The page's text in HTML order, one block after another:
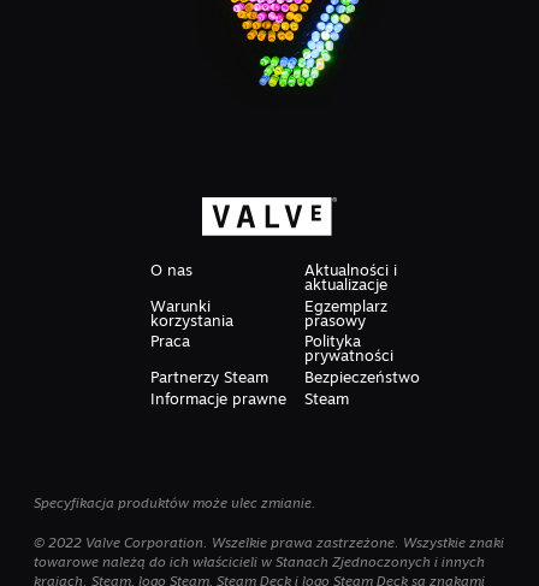
O nas Aktualności i
aktualizacje
Warunki
korzystania
Egzemplarz
prasowy
Praca
Polityka
prywatności
Partnerzy Steam
Bezpieczeństwo
Informacje prawne
Steam
Specyfikacja produktów może ulec zmianie.
© 2022 Valve Corporation. Wszelkie prawa zastrzeżone. Wszystkie znaki
towarowe należą do ich właścicieli w Stanach Zjednoczonych i innych
krajach. Steam, logo Steam, Steam Deck i logo Steam Deck są znakami